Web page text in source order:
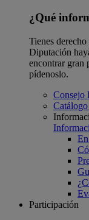
¿Qué
Tienes
Diputación
encontrar gran
pídenoslo.
Consejo
Participación